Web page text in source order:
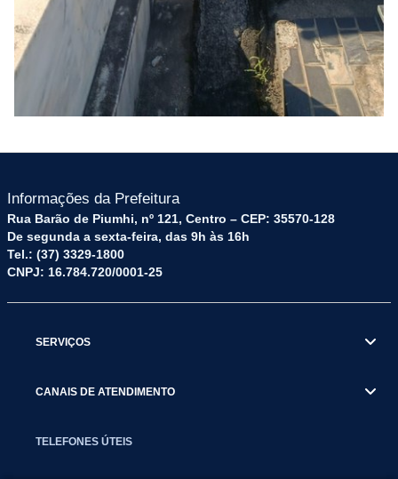
Informações da Prefeitura
Rua Barão de Piumhi, nº 121, Centro – CEP: 35570-128
De segunda a sexta-feira, das 9h às 16h
Tel.: (37) 3329-1800
CNPJ: 16.784.720/0001-25
SERVIÇOS
CANAIS DE ATENDIMENTO
TELEFONES ÚTEIS